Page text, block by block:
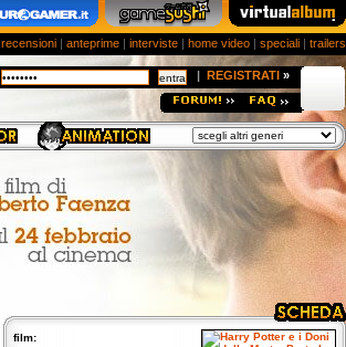
recensioni | anteprime | interviste | home video | speciali | trailers
film:
| REGISTRATI »